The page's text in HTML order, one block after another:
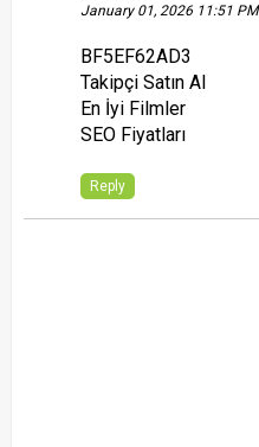
January 01, 2026 11:51 PM
BF5EF62AD3
Takipçi Satın Al
En İyi Filmler
SEO Fiyatları
Reply